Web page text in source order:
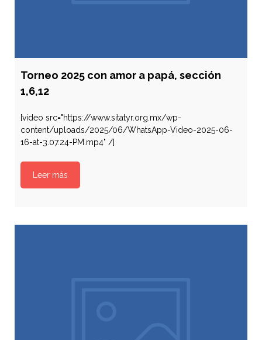
Torneo 2025 con amor a papá, sección
1,6,12
[video src="https://www.sitatyr.org.mx/wp-
content/uploads/2025/06/WhatsApp-Video-2025-06-
16-at-3.07.24-PM.mp4" /]
Leer más